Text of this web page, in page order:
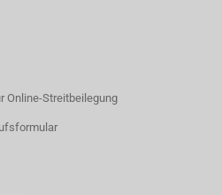
Online-Streitbeilegung